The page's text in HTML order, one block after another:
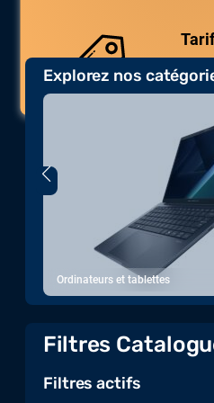
Explorez nos
Ordinateurs et tablettes
Filtres
Filtres actifs
Des